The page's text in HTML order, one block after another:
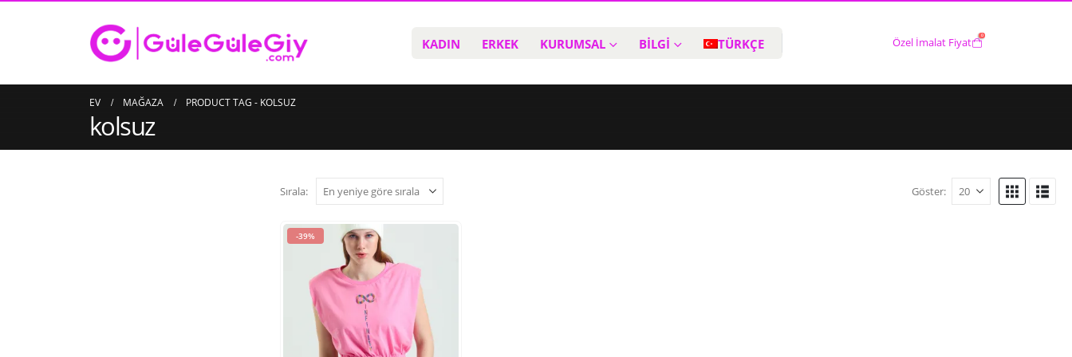
KADIN ERKEK KURUMSAL BİLGİ TÜRKÇE Özel İmalat Fiyat
0
EV MAĞAZA PRODUCT TAG - KOLSUZ
kolsuz
Sırala: Göster:
-39%